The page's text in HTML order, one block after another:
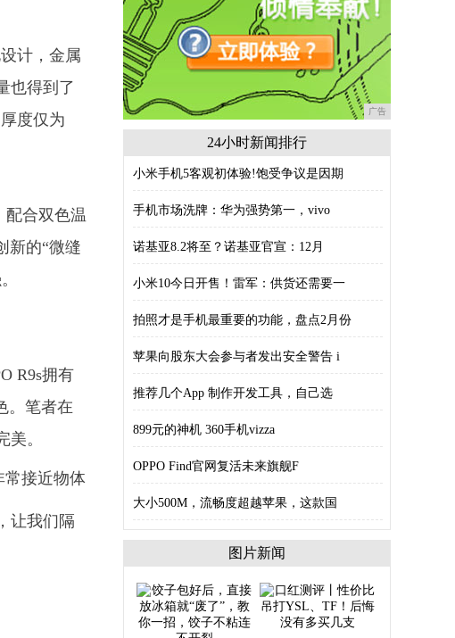
计，金属
也得到了
度仅为
配合双色温
新的“微缝
R9s拥有
。笔者在
。
常接近物体
让我们隔
广告
24小时新闻排行
小米手机5客观初体验!饱受争议是因期
手机市场洗牌：华为强势第一，vivo
诺基亚8.2将至？诺基亚官宣：12月
小米10今日开售！雷军：供货还需要一
拍照才是手机最重要的功能，盘点2月份
苹果向股东大会参与者发出安全警告 i
推荐几个App 制作开发工具，自己选
899元的神机 360手机vizza
OPPO Find官网复活未来旗舰F
大小500M，流畅度超越苹果，这款国
图片新闻